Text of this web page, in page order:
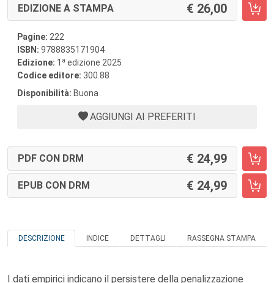
EDIZIONE A STAMPA 26,00
Pagine: 222
ISBN: 9788835171904
Edizione: 1 a edizione 2025
Codice editore: 300.88
Disponibilità: Buona
AGGIUNGI AI PREFERITI
PDF CON DRM 24,99
EPUB CON DRM 24,99
DESCRIZIONE INDICE DETTAGLI RASSEGNA STAMPA
I dati empirici indicano il persistere della penalizzazione